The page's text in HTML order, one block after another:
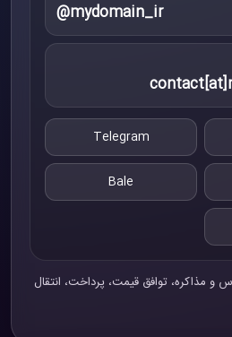
@mydomain_ir
Telegram
Bale
و مذاکره، توافق قیمت، پرداخت، انتقال